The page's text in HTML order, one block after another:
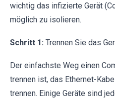
wichtig das infizierte Gerät
möglich zu isolieren.
Schritt 1: Trennen Sie das
Der einfachste Weg einen
trennen ist, das Ethernet-
trennen. Einige Geräte sind